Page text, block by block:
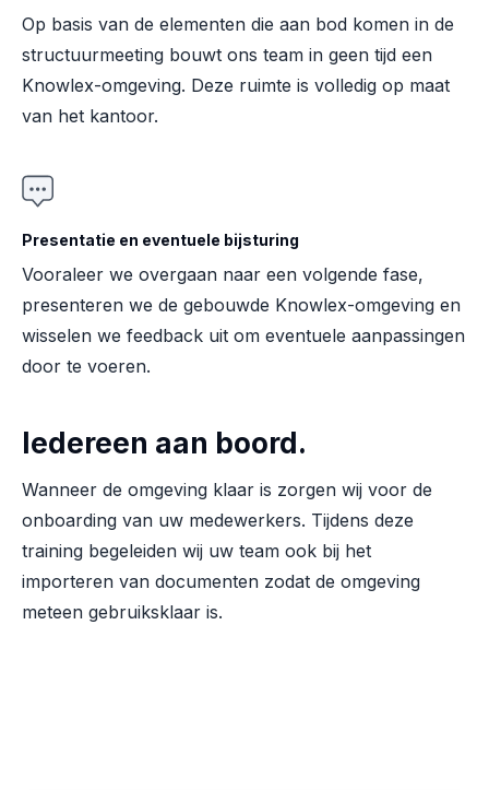
Op basis van de elementen die aan bod komen in de
structuurmeeting bouwt ons team in geen tijd een
Knowlex-omgeving. Deze ruimte is volledig op maat
van het kantoor.
Presentatie en eventuele bijsturing
Vooraleer we overgaan naar een volgende fase,
presenteren we de gebouwde Knowlex-omgeving en
wisselen we feedback uit om eventuele aanpassingen
door te voeren.
Iedereen aan boord.
Wanneer de omgeving klaar is zorgen wij voor de
onboarding van uw medewerkers. Tijdens deze
training begeleiden wij uw team ook bij het
importeren van documenten zodat de omgeving
meteen gebruiksklaar is.